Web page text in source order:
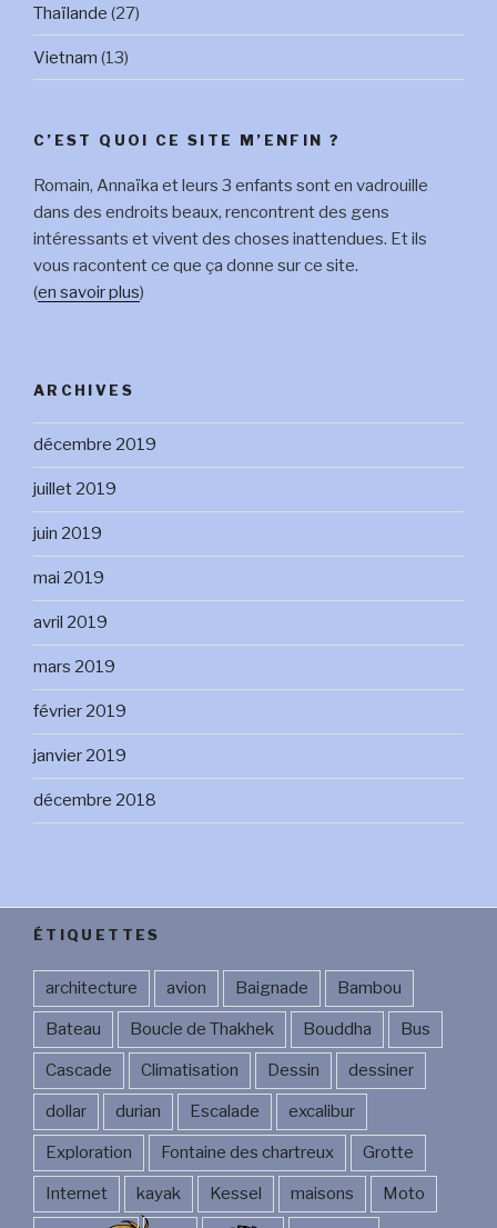
Thaïlande (27)
Vietnam (13)
C’EST QUOI CE SITE M’ENFIN ?
Romain, Annaïka et leurs 3 enfants sont en vadrouille
dans des endroits beaux, rencontrent des gens
intéressants et vivent des choses inattendues. Et ils
vous racontent ce que ça donne sur ce site.
(en savoir plus)
ARCHIVES
décembre 2019
juillet 2019
juin 2019
mai 2019
avril 2019
mars 2019
février 2019
janvier 2019
décembre 2018
ÉTIQUETTES
architecture avion Baignade Bambou
Bateau Boucle de Thakhek Bouddha Bus
Cascade Climatisation Dessin dessiner
dollar durian Escalade excalibur
Exploration Fontaine des chartreux Grotte
Internet kayak Kessel maisons Moto